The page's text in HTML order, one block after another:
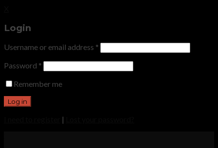
Login
Username or email address *
Password *
Remember me
|